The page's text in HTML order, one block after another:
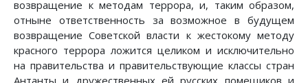
возвращение к методам террора, и, таким образом,
отныне ответственность за возможное в будущем
возвращение Советской власти к жестокому методу
красного террора ложится целиком и исключительно
на правительства и правительствующие классы стран